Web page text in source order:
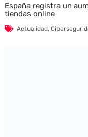
España registra un
tiendas online
Actualidad,